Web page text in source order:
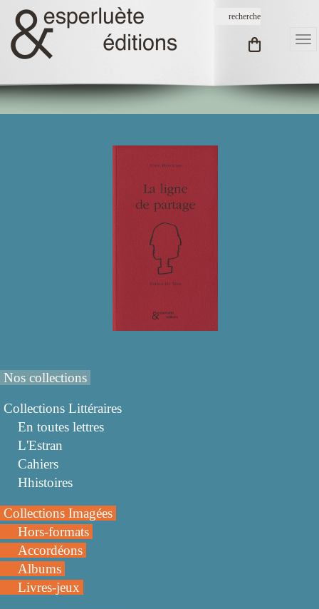
Nos collections
Collections Littéraires
En toutes lettres
L'Estran
Cahiers
Hhistoires
Collections Imagées
Hors-formats
Accordéons
Albums
Livres-jeux